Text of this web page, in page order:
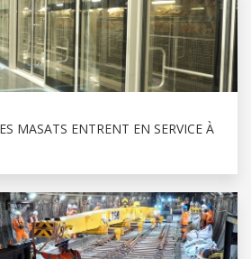
MASATS ENTRENT EN SERVICE À